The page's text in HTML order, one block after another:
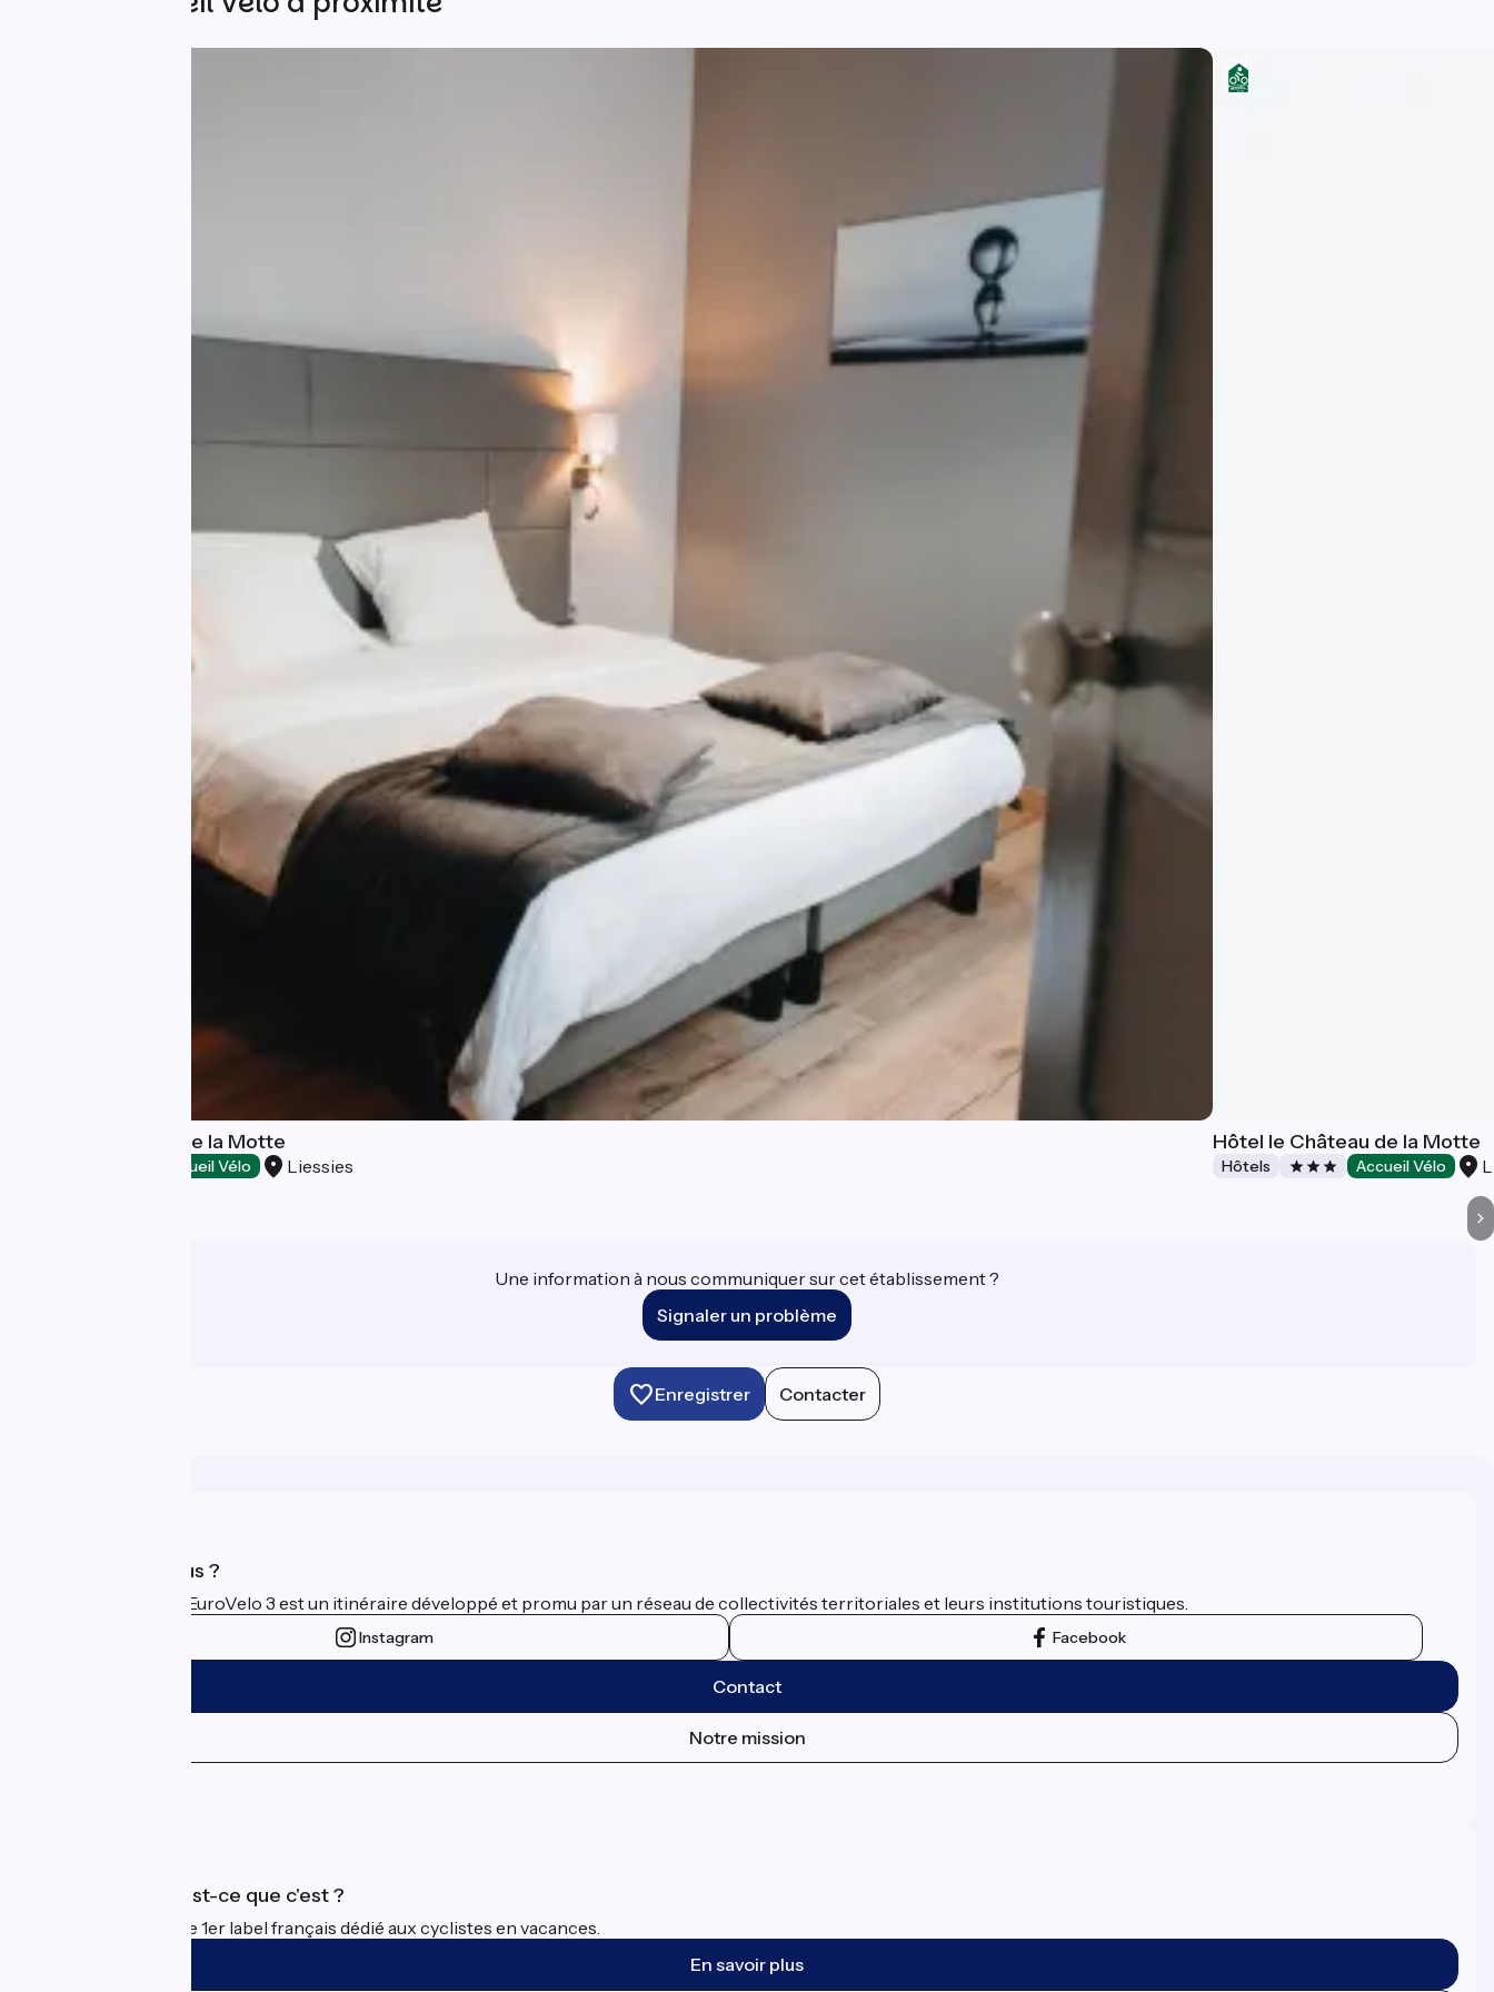
Hôtel le Château de la Motte
Accueil Vélo Liessies
Hôtel le Château de la Motte
Hôtels Accueil Vélo
Une information à nous communiquer sur cet établissement ?
Signaler un problème
Enregistrer Contacter
Qui sommes-nous ?
La Scandibérique-EuroVelo 3 est un itinéraire développé et promu par un réseau de collectivités territoriales et leurs institutions touristiques.
Instagram Facebook
Contact
Notre mission
Accueil Vélo qu'est-ce que c'est ?
Accueil Vélo c'est le 1er label français dédié aux cyclistes en vacances.
En savoir plus